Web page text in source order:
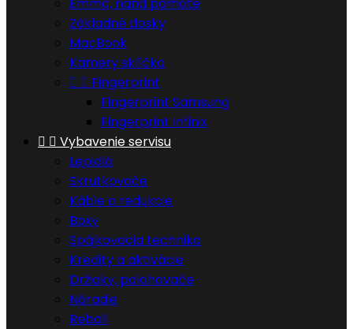
Základné dosky
MacBook
Kamery sklíčka
  Fingerprint
Fingerprint Samsung
Fingerprint Infinix
  Vybavenie servisu
Lepidlá
Skrutkovače
Káble a redukcie
Boxy
Spájkovacia technika
Kredity a aktivácie
Držiaky, polohovače
Náradie
Reball